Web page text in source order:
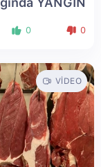
0 0
VIDEO